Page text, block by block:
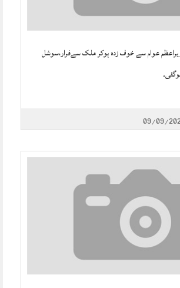
عوام سے خوف زدہ ہوکر ملک سےفرار،سوشل
09/09/